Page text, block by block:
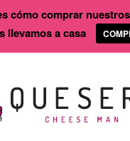
cómo comprar
llevamos a casa